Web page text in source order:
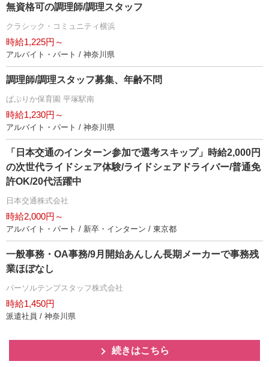
無資格可の調理師/調理スタッフ
クラシック・コミュニティ横浜
時給1,225円～
アルバイト・パート / 神奈川県
調理師/調理スタッフ募集、年齢不問
ぱぷりか保育園 平塚駅南
時給1,230円～
アルバイト・パート / 神奈川県
「日本交通のインターン参加で選考スキップ」時給2,000円
の次世代ライドシェア体験/ライドシェアドライバー/普通免
許OK/20代活躍中
日本交通株式会社
時給2,000円～
アルバイト・パート / 新卒・インターン / 東京都
一般事務・OA事務/9月開始あんしん長期メーカーで事務残
業ほぼなし
パーソルテンプスタッフ株式会社
時給1,450円
派遣社員 / 神奈川県
続きはこちら